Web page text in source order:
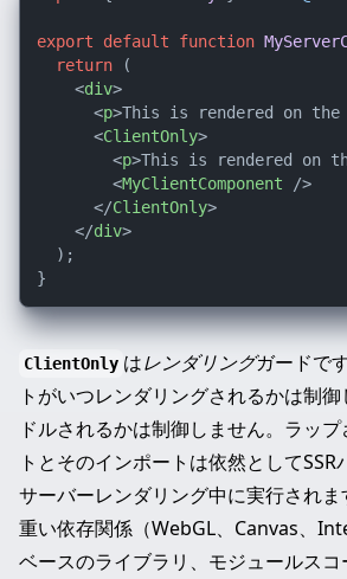
export default function
return (
<div>
<p>This is rendered on
<ClientOnly>
<p>This is rendered on
<MyClientComponent />
</ClientOnly>
</div>
  );
ClientOnly はレンダリングガードで
トがいつレンダリングされるかは制
ドルされるかは制御しません。ラッ
トとそのインポートは依然としてSSR
サーバーレンダリング中に実行され
重い依存関係（WebGL、Canvas、
ベースのライブラリ、モジュールスコ